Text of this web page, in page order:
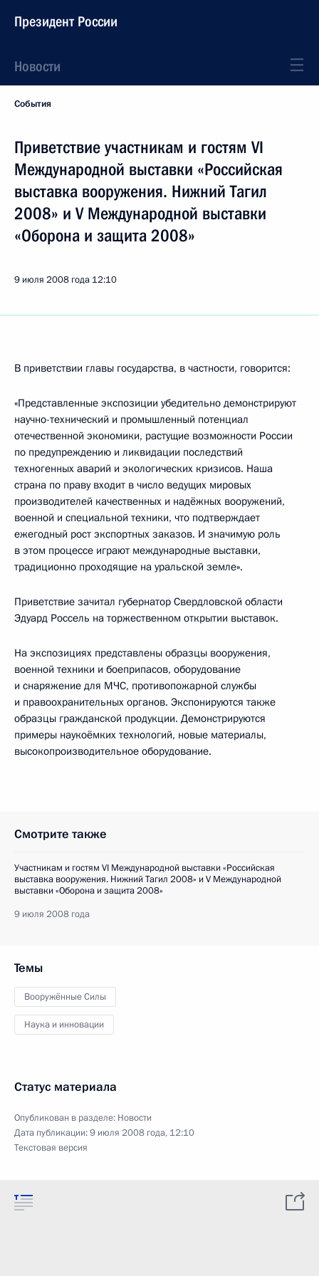
Президент России
Новости
События
Приветствие участникам и гостям VI
Международной выставки «Российская
выставка вооружения. Нижний Тагил
2008» и V Международной выставки
«Оборона и защита 2008»
9 июля 2008 года 12:10
В приветствии главы государства, в частности, говорится:
«Представленные экспозиции убедительно демонстрируют
научно-технический и промышленный потенциал
отечественной экономики, растущие возможности России
по предупреждению и ликвидации последствий
техногенных аварий и экологических кризисов. Наша
страна по праву входит в число ведущих мировых
производителей качественных и надёжных вооружений,
военной и специальной техники, что подтверждает
ежегодный рост экспортных заказов. И значимую роль
в этом процессе играют международные выставки,
традиционно проходящие на уральской земле».
Приветствие зачитал губернатор Свердловской области
Эдуард Россель на торжественном открытии выставок.
На экспозициях представлены образцы вооружения,
военной техники и боеприпасов, оборудование
и снаряжение для МЧС, противопожарной службы
и правоохранительных органов. Экспонируются также
образцы гражданской продукции. Демонстрируются
примеры наукоёмких технологий, новые материалы,
высокопроизводительное оборудование.
Смотрите также
Участникам и гостям VI Международной выставки «Российская
выставка вооружения. Нижний Тагил 2008» и V Международной
выставки «Оборона и защита 2008»
9 июля 2008 года
Темы
Вооружённые Силы
Наука и инновации
Статус материала
Опубликован в разделе: Новости
Дата публикации:9 июля 2008 года, 12:10
Текстовая версия